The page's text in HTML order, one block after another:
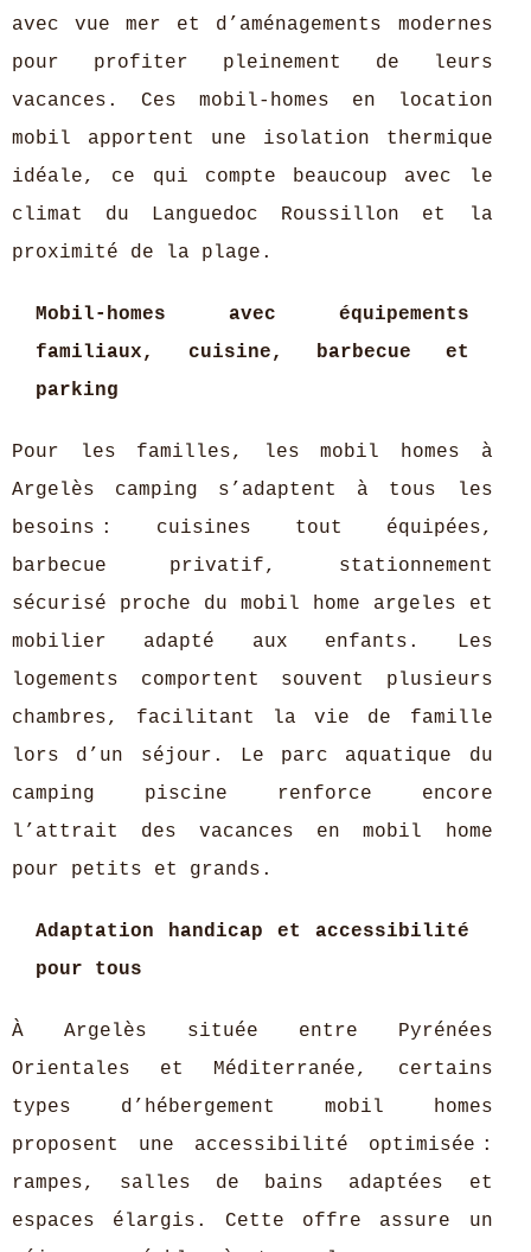
avec vue mer et d’aménagements modernes
pour profiter pleinement de leurs
vacances. Ces mobil-homes en location
mobil apportent une isolation thermique
idéale, ce qui compte beaucoup avec le
climat du Languedoc Roussillon et la
proximité de la plage.
Mobil-homes avec équipements
familiaux, cuisine, barbecue et
parking
Pour les familles, les mobil homes à
Argelès camping s’adaptent à tous les
besoins : cuisines tout équipées,
barbecue privatif, stationnement
sécurisé proche du mobil home argeles et
mobilier adapté aux enfants. Les
logements comportent souvent plusieurs
chambres, facilitant la vie de famille
lors d’un séjour. Le parc aquatique du
camping piscine renforce encore
l’attrait des vacances en mobil home
pour petits et grands.
Adaptation handicap et accessibilité
pour tous
À Argelès située entre Pyrénées
Orientales et Méditerranée, certains
types d’hébergement mobil homes
proposent une accessibilité optimisée :
rampes, salles de bains adaptées et
espaces élargis. Cette offre assure un